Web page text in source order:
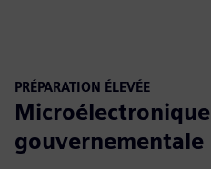
PRÉPARATION ÉLEVÉE
Microélectronique
gouvernementale